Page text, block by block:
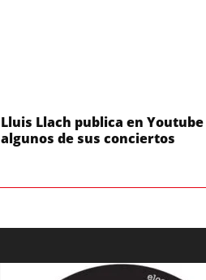
z
Lluis Llach publica en Youtube
algunos de sus conciertos